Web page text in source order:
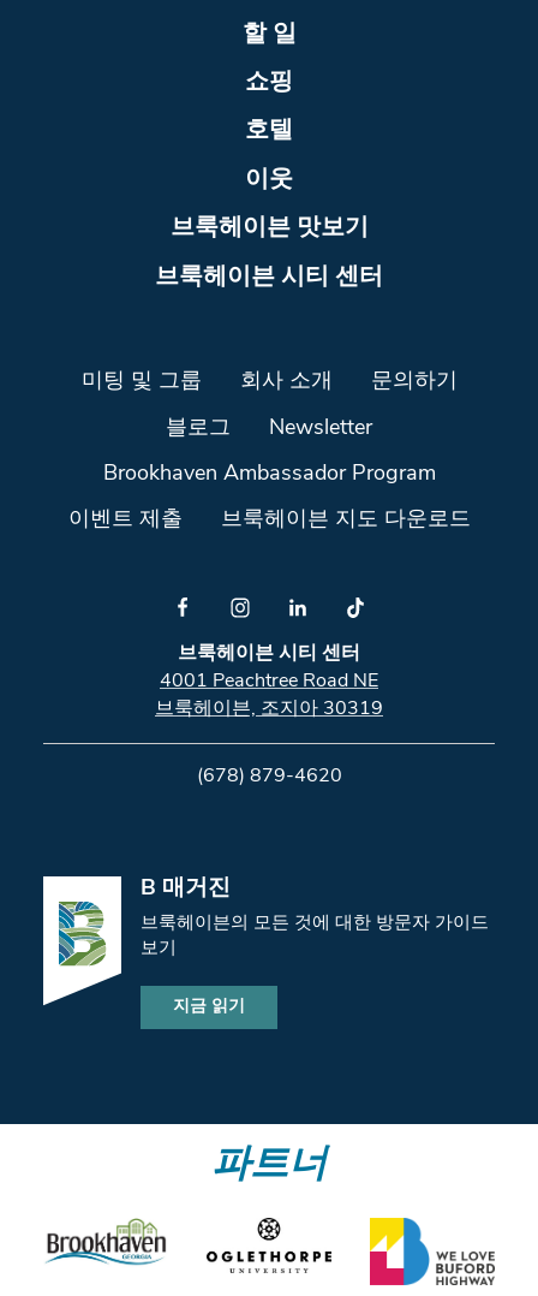
할 일
쇼핑
호텔
이웃
브룩헤이븐 맛보기
브룩헤이븐 시티 센터
미팅 및 그룹 회사 소개 문의하기
블로그 Newsletter
Brookhaven Ambassador Program
이벤트 제출 브룩헤이븐 지도 다운로드
브룩헤이븐 시티 센터
4001 Peachtree Road NE
브룩헤이븐, 조지아 30319
(678) 879-4620
B 매거진
브룩헤이븐의 모든 것에 대한 방문자 가이드
보기
지금 읽기
파트너